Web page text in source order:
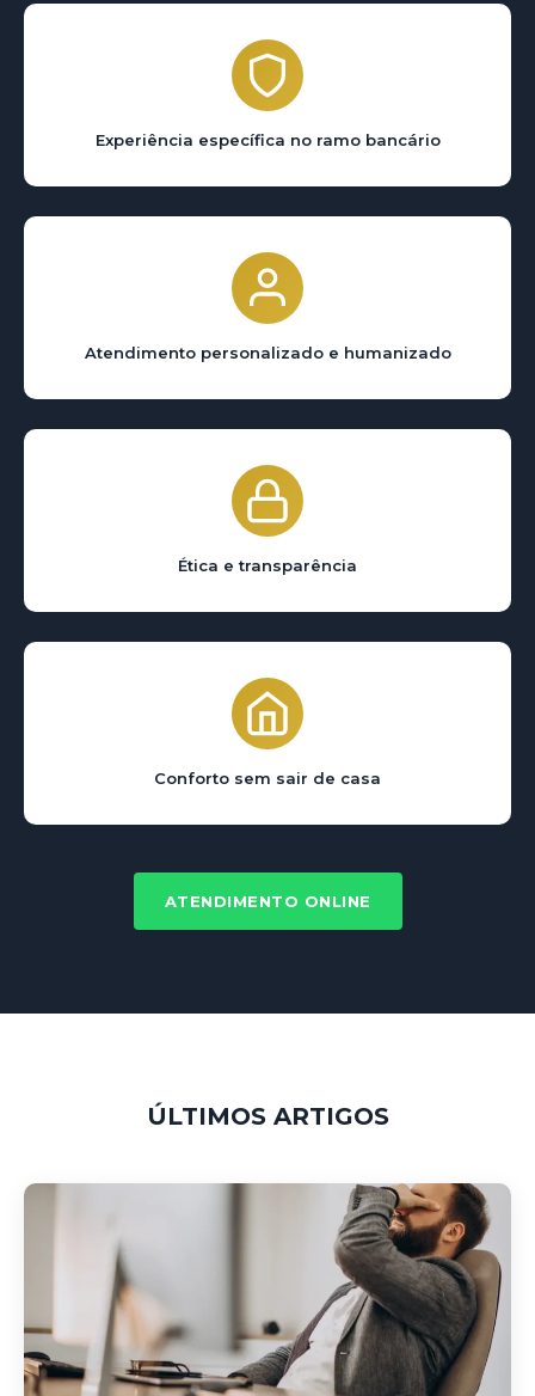
Experiência específica no ramo bancário
Atendimento personalizado e humanizado
Ética e transparência
Conforto sem sair de casa
ATENDIMENTO ONLINE
ÚLTIMOS ARTIGOS